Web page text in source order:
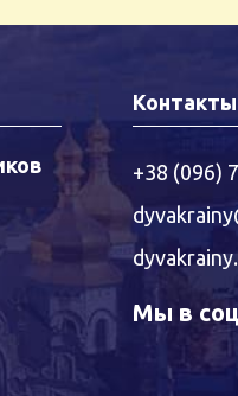
+38 (096)
Мы в